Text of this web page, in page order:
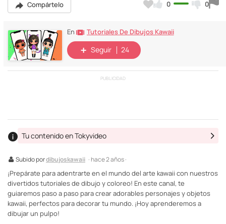
Compártelo 0 0
En Tutoriales De Dibujos Kawaii
Seguir 24
PUBLICIDAD
Subido pordibujoskawaii · hace 2 años ·
Tu contenido en Tokyvideo
¡Prepárate para adentrarte en el mundo del arte kawaii con nuestros
divertidos tutoriales de dibujo y coloreo! En este canal, te
guiaremos paso a paso para crear adorables personajes y objetos
kawaii, perfectos para decorar tu mundo. ¡Hoy aprenderemos a
dibujar un pulpo!